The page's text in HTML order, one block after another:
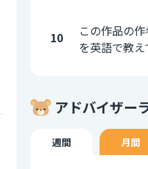
10
この作品の
を英語で教
アドバイザー
週間 月間